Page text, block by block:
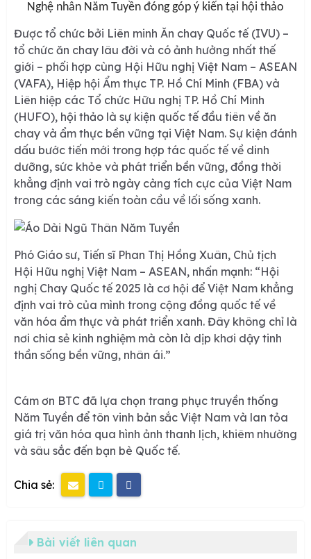
Nghệ nhân Năm Tuyền đóng góp ý kiến tại hội thảo
Được tổ chức bởi Liên minh Ăn chay Quốc tế (IVU) –
tổ chức ăn chay lâu đời và có ảnh hưởng nhất thế
giới – phối hợp cùng Hội Hữu nghị Việt Nam – ASEAN
(VAFA), Hiệp hội Ẩm thực TP. Hồ Chí Minh (FBA) và
Liên hiệp các Tổ chức Hữu nghị TP. Hồ Chí Minh
(HUFO), hội thảo là sự kiện quốc tế đầu tiên về ăn
chay và ẩm thực bền vững tại Việt Nam. Sự kiện đánh
dấu bước tiến mới trong hợp tác quốc tế về dinh
dưỡng, sức khỏe và phát triển bền vững, đồng thời
khẳng định vai trò ngày càng tích cực của Việt Nam
trong các sáng kiến toàn cầu về lối sống xanh.
Phó Giáo sư, Tiến sĩ Phan Thị Hồng Xuân, Chủ tịch
Hội Hữu nghị Việt Nam – ASEAN, nhấn mạnh: “Hội
nghị Chay Quốc tế 2025 là cơ hội để Việt Nam khẳng
định vai trò của mình trong cộng đồng quốc tế về
văn hóa ẩm thực và phát triển xanh. Đây không chỉ là
nơi chia sẻ kinh nghiệm mà còn là dịp khơi dậy tinh
thần sống bền vững, nhân ái.”
Cám ơn BTC đã lựa chọn trang phục truyền thống
Năm Tuyền để tôn vinh bản sắc Việt Nam và lan tỏa
giá trị văn hóa qua hình ảnh thanh lịch, khiêm nhường
và sâu sắc đến bạn bè Quốc tế.
Chia sẻ:
Bài viết liên quan